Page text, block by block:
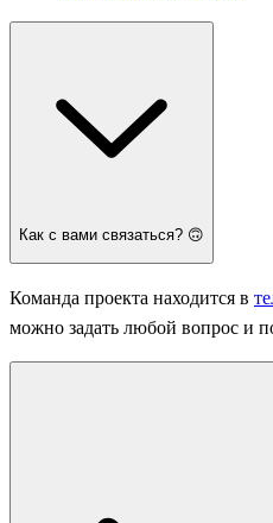
Как с вами связаться? 🙃
Команда проекта находится в
можно задать любой вопрос и